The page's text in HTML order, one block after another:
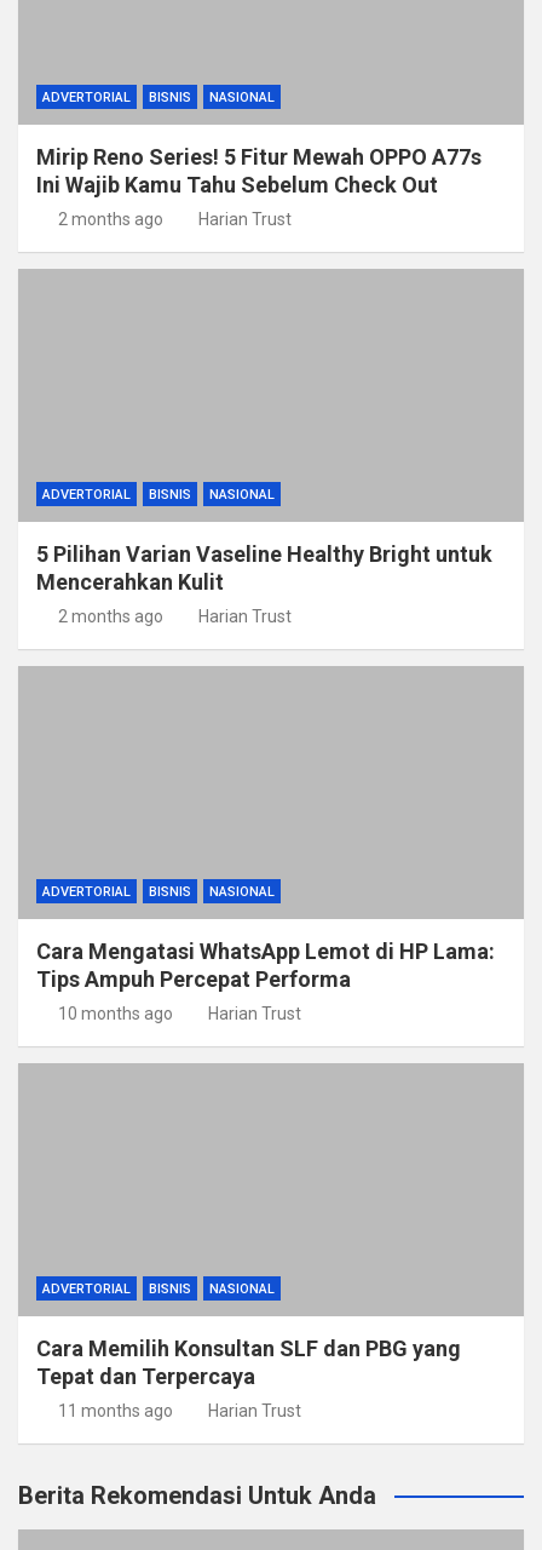
ADVERTORIAL BISNIS NASIONAL
Mirip Reno Series! 5 Fitur Mewah OPPO A77s
Ini Wajib Kamu Tahu Sebelum Check Out
2 months ago Harian Trust
ADVERTORIAL BISNIS NASIONAL
5 Pilihan Varian Vaseline Healthy Bright untuk
Mencerahkan Kulit
2 months ago Harian Trust
ADVERTORIAL BISNIS NASIONAL
Cara Mengatasi WhatsApp Lemot di HP Lama:
Tips Ampuh Percepat Performa
10 months ago Harian Trust
ADVERTORIAL BISNIS NASIONAL
Cara Memilih Konsultan SLF dan PBG yang
Tepat dan Terpercaya
11 months ago Harian Trust
Berita Rekomendasi Untuk Anda